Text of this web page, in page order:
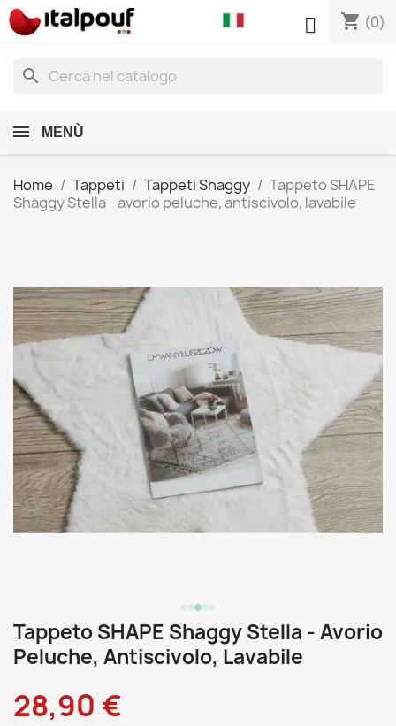
shopping_cart (0)

search
MENÙ
Home Tappeti Tappeti Shaggy
Tappeto SHAPE
Shaggy Stella - avorio peluche, antiscivolo, lavabile
Tappeto SHAPE Shaggy Stella - Avorio
Peluche, Antiscivolo, Lavabile
28,90 €